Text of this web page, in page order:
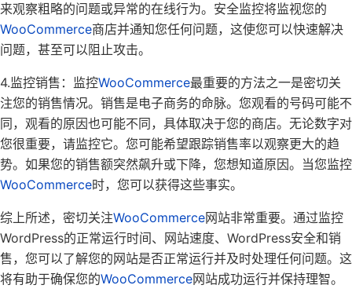
来观察粗略的问题或异常的在线行为。安全监控将监视您的
WooCommerce商店并通知您任何问题，这使您可以快速解决
问题，甚至可以阻止攻击。
4.监控销售：监控WooCommerce最重要的方法之一是密切关
注您的销售情况。销售是电子商务的命脉。您观看的号码可能不
同，观看的原因也可能不同，具体取决于您的商店。无论数字对
您很重要，请监控它。您可能希望跟踪销售率以观察更大的趋
势。如果您的销售额突然飙升或下降，您想知道原因。当您监控
WooCommerce时，您可以获得这些事实。
综上所述，密切关注WooCommerce网站非常重要。通过监控
WordPress的正常运行时间、网站速度、WordPress安全和销
售，您可以了解您的网站是否正常运行并及时处理任何问题。这
将有助于确保您的WooCommerce网站成功运行并保持理智。